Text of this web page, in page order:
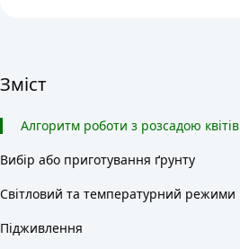
Зміст
Алгоритм роботи з розсадою квітів
Вибір або приготування ґрунту
Світловий та температурний режими
Підживлення